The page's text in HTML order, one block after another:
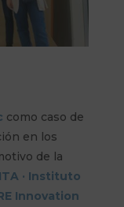
como caso de
en los
de la
ITA · Instituto
Innovation